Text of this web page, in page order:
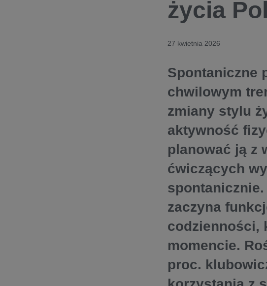
życia
27 kwietnia 2026
Spontaniczne
chwilowym
zmiany stylu
aktywność
planować ją z
ćwiczących
zaczyna
codzienności,
momencie.
proc.